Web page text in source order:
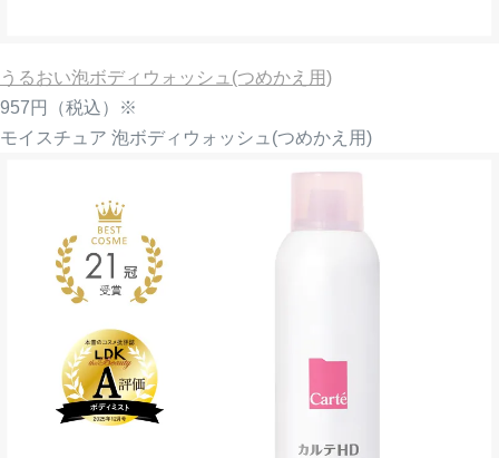
うるおい泡ボディウォッシュ(つめかえ用)
957円
（税込）※
モイスチュア 泡ボディウォッシュ(つめかえ用)